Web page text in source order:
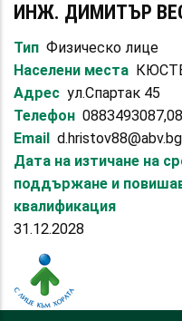
ИНЖ. ДИМИТЪР
Тип Физическо лице
Населени места
Адрес ул.Спартак 45
Телефон
Email
d.hristov88@abv.bg
Дата на изтичане на
поддържане и
квалификация
31.12.2028